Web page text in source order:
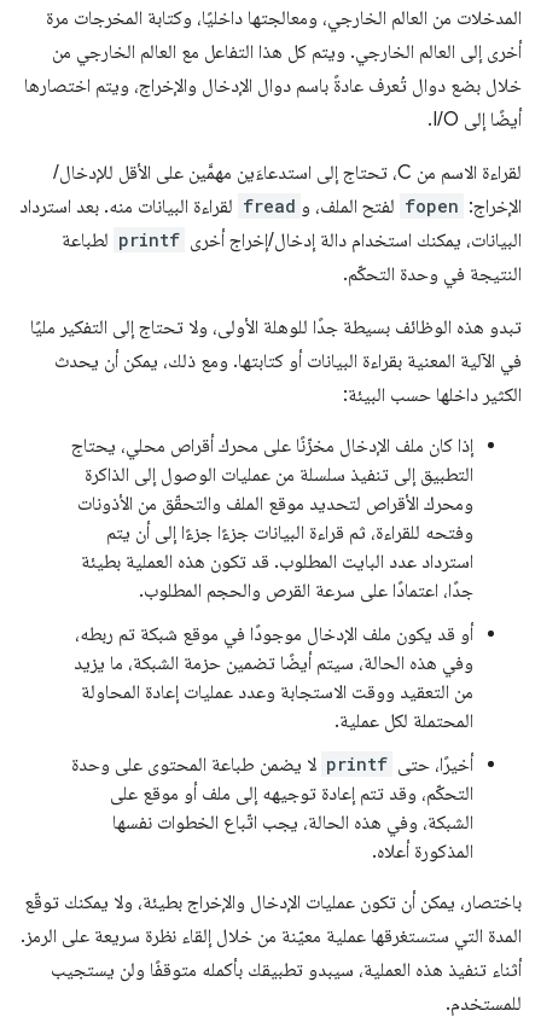
المدخلات من العالم الخارجي، ومعالجتها داخليًا، وكتابة المخرجات مرة
أخرى إلى العالم الخارجي. ويتم كل هذا التفاعل مع العالم الخارجي من
خلال بضع دوال تُعرف عادةً باسم دوال الإدخال والإخراج، ويتم اختصارها
أيضًا إلى I/O.
لقراءة الاسم من C، تحتاج إلى استدعاءَين مهمَّين على الأقل للإدخال/
الإخراج: fopen لفتح الملف، و fread لقراءة البيانات منه. بعد استرداد
البيانات، يمكنك استخدام دالة إدخال/إخراج أخرى printf لطباعة
النتيجة في وحدة التحكّم.
تبدو هذه الوظائف بسيطة جدًا للوهلة الأولى، ولا تحتاج إلى التفكير مليًا
في الآلية المعنية بقراءة البيانات أو كتابتها. ومع ذلك، يمكن أن يحدث
الكثير داخلها حسب البيئة:
إذا كان ملف الإدخال مخزّنًا على محرك أقراص محلي، يحتاج
التطبيق إلى تنفيذ سلسلة من عمليات الوصول إلى الذاكرة
ومحرك الأقراص لتحديد موقع الملف والتحقّق من الأذونات
وفتحه للقراءة، ثم قراءة البيانات جزءًا جزءًا إلى أن يتم
استرداد عدد البايت المطلوب. قد تكون هذه العملية بطيئة
جدًا، اعتمادًا على سرعة القرص والحجم المطلوب.
أو قد يكون ملف الإدخال موجودًا في موقع شبكة تم ربطه،
وفي هذه الحالة، سيتم أيضًا تضمين حزمة الشبكة، ما يزيد
من التعقيد ووقت الاستجابة وعدد عمليات إعادة المحاولة
المحتملة لكل عملية.
أخيرًا، حتى printf لا يضمن طباعة المحتوى على وحدة
التحكّم، وقد تتم إعادة توجيهه إلى ملف أو موقع على
الشبكة، وفي هذه الحالة، يجب اتّباع الخطوات نفسها
المذكورة أعلاه.
باختصار، يمكن أن تكون عمليات الإدخال والإخراج بطيئة، ولا يمكنك توقّع
المدة التي ستستغرقها عملية معيّنة من خلال إلقاء نظرة سريعة على الرمز.
أثناء تنفيذ هذه العملية، سيبدو تطبيقك بأكمله متوقفًا ولن يستجيب
للمستخدم.